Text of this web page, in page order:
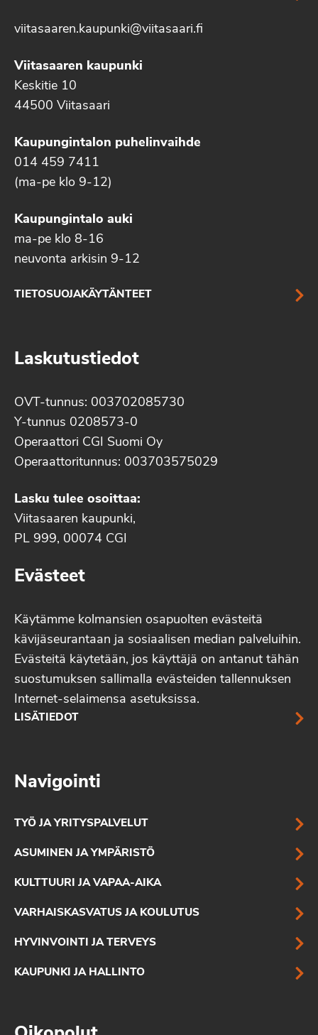
viitasaaren.kaupunki@viitasaari.fi
Viitasaaren kaupunki
Keskitie 10
44500 Viitasaari
Kaupungintalon puhelinvaihde
014 459 7411
(ma-pe klo 9-12)
Kaupungintalo auki
ma-pe klo 8-16
neuvonta arkisin 9-12
TIETOSUOJAKÄYTÄNTEET
Laskutustiedot
OVT-tunnus: 003702085730
Y-tunnus 0208573-0
Operaattori CGI Suomi Oy
Operaattoritunnus: 003703575029
Lasku tulee osoittaa:
Viitasaaren kaupunki,
PL 999, 00074 CGI
Evästeet
Käytämme kolmansien osapuolten evästeitä
kävijäseurantaan ja sosiaalisen median palveluihin.
Evästeitä käytetään, jos käyttäjä on antanut tähän
suostumuksen sallimalla evästeiden tallennuksen
Internet-selaimensa asetuksissa.
LISÄTIEDOT
Navigointi
TYÖ JA YRITYSPALVELUT
ASUMINEN JA YMPÄRISTÖ
KULTTUURI JA VAPAA-AIKA
VARHAISKASVATUS JA KOULUTUS
HYVINVOINTI JA TERVEYS
KAUPUNKI JA HALLINTO